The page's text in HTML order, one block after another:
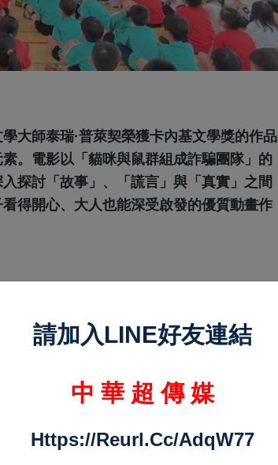
大師泰瑞·普萊契榮獲卡內基文學獎的作品
。電影以「貓咪與鼠群組成詐騙團隊」的
探討「故事」、「謊言」與「真實」之間
得開心、大人也能深受啟發的優質動畫作
長年投入兒童關懷與社會服務，積極照顧
益團體代表。此次特別到校辦理大愛童心
子們能透過優質電影，從觀影過程中學習
請加入LINE好友連結
中 華 超 傳 媒
Https://reurl.cc/adqW77